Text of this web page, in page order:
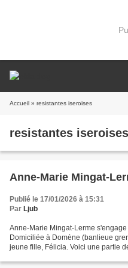
Accueil » resistantes iseroises
resistantes iseroises
Anne-Marie Mingat-
Publié le 17/01/2026 à 15:31
Par Ljub
Anne-Marie Mingat-Lerme
Domiciliée à Domène (banlieue
jeune fille, Félicia. Voici une partie